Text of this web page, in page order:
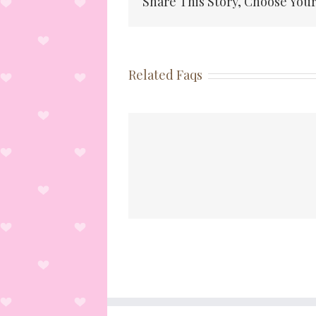
Related Faqs